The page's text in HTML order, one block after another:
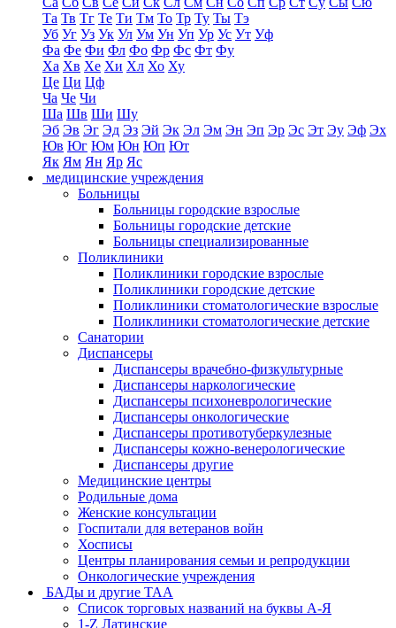
Та Тв Тг Те Ти Тм То Тр Ту Ты Тэ
Уб Уг Уз Ук Ул Ум Ун Уп Ур Ус Ут Уф
Фа Фе Фи Фл Фо Фр Фс Фт Фу
Ха Хв Хе Хи Хл Хо Ху
Це Ци Цф
Ча Че Чи
Ша Шв Ши Шу
Эб Эв Эг Эд Эз Эй Эк Эл Эм Эн Эп Эр Эс Эт Эу Эф Эх
Юв Юг Юм Юн Юп Ют
Як Ям Ян Яр Яс
медицинские учреждения
Больницы
Больницы городские взрослые
Больницы городские детские
Больницы специализированные
Поликлиники
Поликлиники городские взрослые
Поликлиники городские детские
Поликлиники стоматологические взрослые
Поликлиники стоматологические детские
Санатории
Диспансеры
Диспансеры врачебно-физкультурные
Диспансеры наркологические
Диспансеры психоневрологические
Диспансеры онкологические
Диспансеры противотуберкулезные
Диспансеры кожно-венерологические
Диспансеры другие
Медицинские центры
Родильные дома
Женские консультации
Госпитали для ветеранов войн
Хосписы
Центры планирования семьи и репродукции
Онкологические учреждения
БАДы и другие ТАА
Список торговых названий на буквы А-Я
1-Z Латинские